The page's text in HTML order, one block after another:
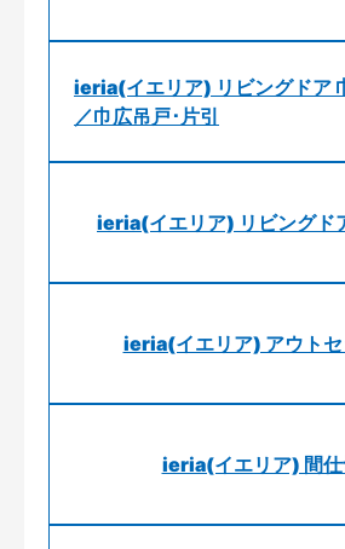
ieria(イエリア) リビングドア
／巾広吊戸･片引
ieria(イエリア) リビングド
ieria(イエリア) アウト
ieria(イエリア) 間